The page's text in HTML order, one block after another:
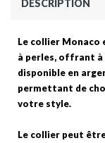
DESCRIPTION
Le collier Monaco
à perles, offrant
disponible en
permettant de
votre style.
Le collier peut